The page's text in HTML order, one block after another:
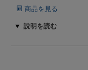
商品を見る